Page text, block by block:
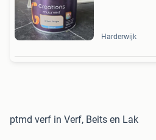
Harderwijk
ptmd verf in Verf, Beits en Lak